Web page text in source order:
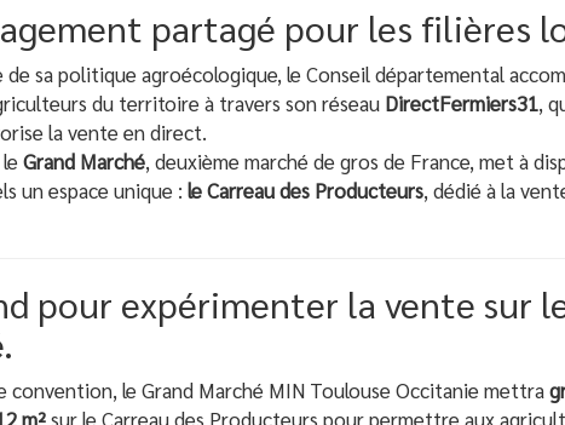
partagé pour les filières
de sa politique agroécologique, le Conseil départemental
du territoire à travers son réseau DirectFermiers31,
la vente en direct.
Grand Marché, deuxième marché de gros de France, met à
un espace unique : le Carreau des Producteurs, dédié à la
pour expérimenter la vente sur
convention, le Grand Marché MIN Toulouse Occitanie mettra
m²sur le Carreau des Producteurs pour permettre aux